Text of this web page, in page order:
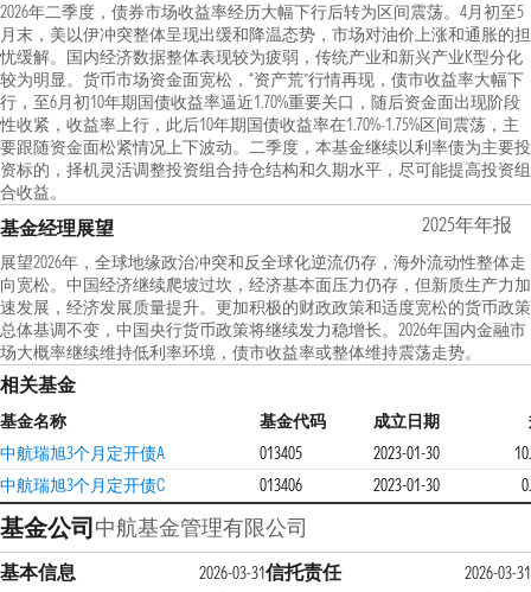
2026年二季度，债券市场收益率经历大幅下行后转为区间震荡。4月初至5
月末，美以伊冲突整体呈现出缓和降温态势，市场对油价上涨和通胀的担
忧缓解。国内经济数据整体表现较为疲弱，传统产业和新兴产业K型分化
较为明显。货币市场资金面宽松，“资产荒”行情再现，债市收益率大幅下
行，至6月初10年期国债收益率逼近1.70%重要关口，随后资金面出现阶段
性收紧，收益率上行，此后10年期国债收益率在1.70%-1.75%区间震荡，主
要跟随资金面松紧情况上下波动。二季度，本基金继续以利率债为主要投
资标的，择机灵活调整投资组合持仓结构和久期水平，尽可能提高投资组
合收益。
基金经理展望 2025年年报
展望2026年，全球地缘政治冲突和反全球化逆流仍存，海外流动性整体走
向宽松。中国经济继续爬坡过坎，经济基本面压力仍存，但新质生产力加
速发展，经济发展质量提升。更加积极的财政政策和适度宽松的货币政策
总体基调不变，中国央行货币政策将继续发力稳增长。2026年国内金融市
场大概率继续维持低利率环境，债市收益率或整体维持震荡走势。
相关基金
基金名称 基金代码 成立日期
中航瑞旭3个月定开债A
013405 2023-01-30
中航瑞旭3个月定开债C
013406 2023-01-30
基金公司中航基金管理有限公司
基本信息 2026-03-31信托责任 2026-03-31